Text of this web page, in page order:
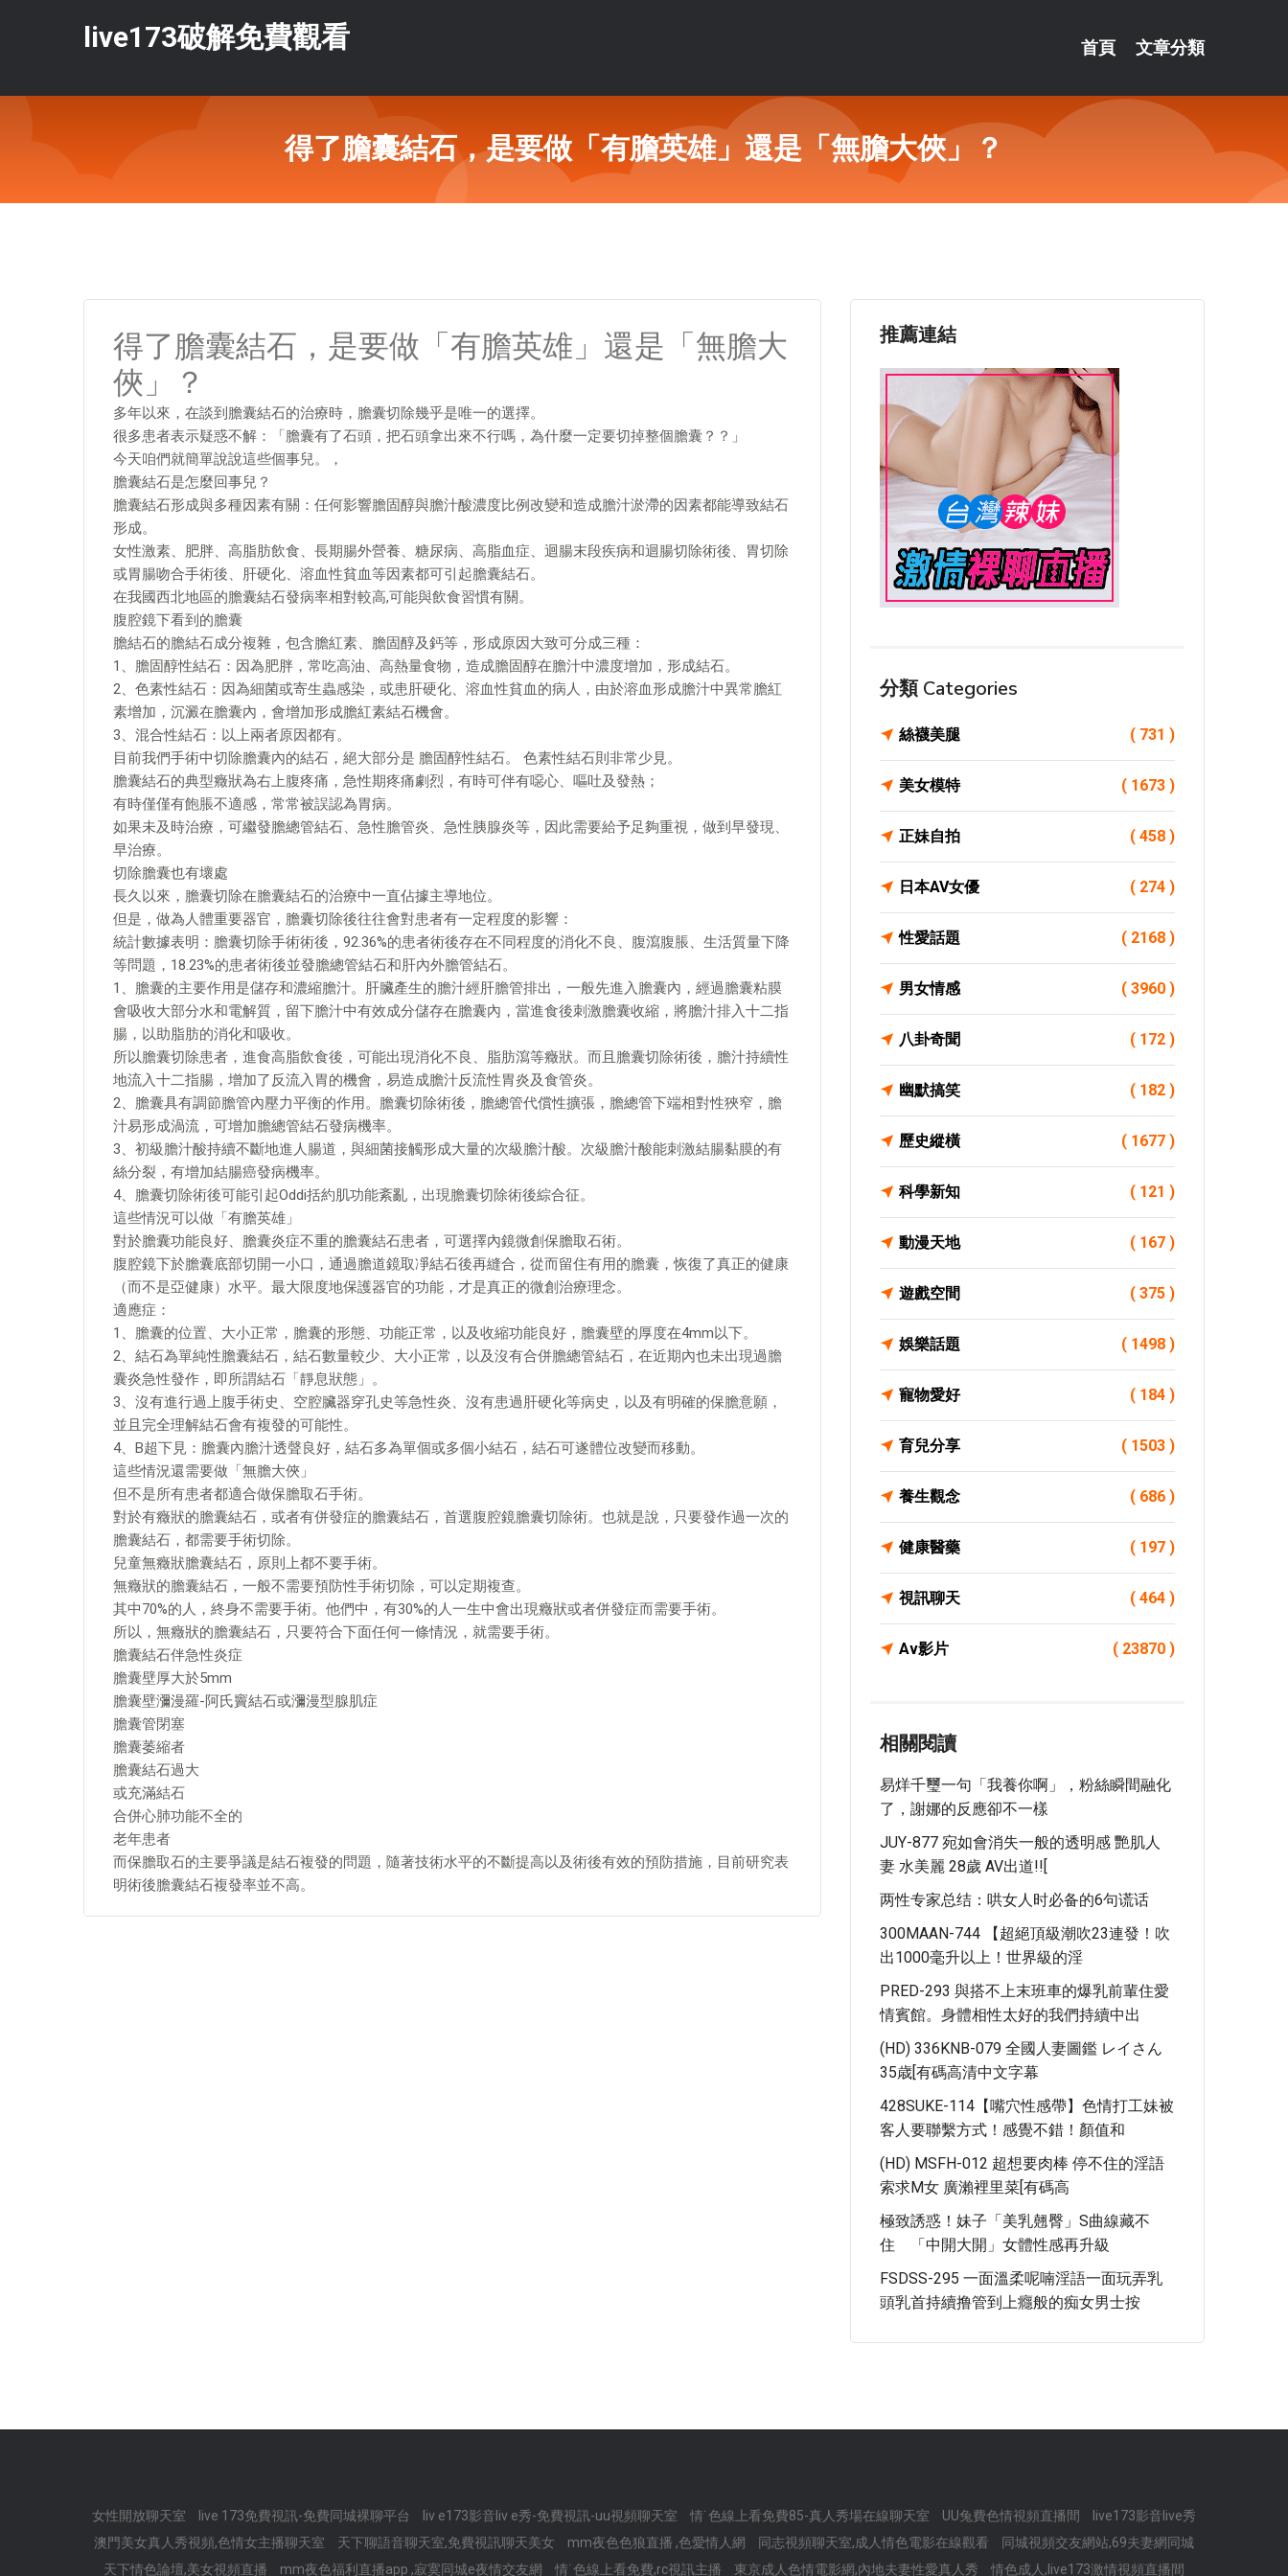
live173破解免費觀看 首頁 文章分類
得了膽囊結石，是要做「有膽英雄」還是「無膽大俠」？
得了膽囊結石，是要做「有膽英雄」還是「無膽大
俠」？
多年以來，在談到膽囊結石的治療時，膽囊切除幾乎是唯一的選擇。
很多患者表示疑惑不解：「膽囊有了石頭，把石頭拿出來不行嗎，為什麼一定要切掉整個膽囊？？」
今天咱們就簡單說說這些個事兒。，
膽囊結石是怎麼回事兒？
膽囊結石形成與多種因素有關：任何影響膽固醇與膽汁酸濃度比例改變和造成膽汁淤滯的因素都能導致結石
形成。
女性激素、肥胖、高脂肪飲食、長期腸外營養、糖尿病、高脂血症、迴腸末段疾病和迴腸切除術後、胃切除
或胃腸吻合手術後、肝硬化、溶血性貧血等因素都可引起膽囊結石。
在我國西北地區的膽囊結石發病率相對較高,可能與飲食習慣有關。
腹腔鏡下看到的膽囊
膽結石的膽結石成分複雜，包含膽紅素、膽固醇及鈣等，形成原因大致可分成三種：
1、膽固醇性結石：因為肥胖，常吃高油、高熱量食物，造成膽固醇在膽汁中濃度增加，形成結石。
2、色素性結石：因為細菌或寄生蟲感染，或患肝硬化、溶血性貧血的病人，由於溶血形成膽汁中異常膽紅
素增加，沉澱在膽囊內，會增加形成膽紅素結石機會。
3、混合性結石：以上兩者原因都有。
目前我們手術中切除膽囊內的結石，絕大部分是 膽固醇性結石。 色素性結石則非常少見。
膽囊結石的典型癥狀為右上腹疼痛，急性期疼痛劇烈，有時可伴有噁心、嘔吐及發熱；
有時僅僅有飽脹不適感，常常被誤認為胃病。
如果未及時治療，可繼發膽總管結石、急性膽管炎、急性胰腺炎等，因此需要給予足夠重視，做到早發現、
早治療。
切除膽囊也有壞處
長久以來，膽囊切除在膽囊結石的治療中一直佔據主導地位。
但是，做為人體重要器官，膽囊切除後往往會對患者有一定程度的影響：
統計數據表明：膽囊切除手術術後，92.36%的患者術後存在不同程度的消化不良、腹瀉腹脹、生活質量下降
等問題，18.23%的患者術後並發膽總管結石和肝內外膽管結石。
1、膽囊的主要作用是儲存和濃縮膽汁。肝臟產生的膽汁經肝膽管排出，一般先進入膽囊內，經過膽囊粘膜
會吸收大部分水和電解質，留下膽汁中有效成分儲存在膽囊內，當進食後刺激膽囊收縮，將膽汁排入十二指
腸，以助脂肪的消化和吸收。
所以膽囊切除患者，進食高脂飲食後，可能出現消化不良、脂肪瀉等癥狀。而且膽囊切除術後，膽汁持續性
地流入十二指腸，增加了反流入胃的機會，易造成膽汁反流性胃炎及食管炎。
2、膽囊具有調節膽管內壓力平衡的作用。膽囊切除術後，膽總管代償性擴張，膽總管下端相對性狹窄，膽
汁易形成渦流，可增加膽總管結石發病機率。
3、初級膽汁酸持續不斷地進人腸道，與細菌接觸形成大量的次級膽汁酸。次級膽汁酸能刺激結腸黏膜的有
絲分裂，有增加結腸癌發病機率。
4、膽囊切除術後可能引起Oddi括約肌功能紊亂，出現膽囊切除術後綜合征。
這些情況可以做「有膽英雄」
對於膽囊功能良好、膽囊炎症不重的膽囊結石患者，可選擇內鏡微創保膽取石術。
腹腔鏡下於膽囊底部切開一小口，通過膽道鏡取凈結石後再縫合，從而留住有用的膽囊，恢復了真正的健康
（而不是亞健康）水平。最大限度地保護器官的功能，才是真正的微創治療理念。
適應症：
1、膽囊的位置、大小正常，膽囊的形態、功能正常，以及收縮功能良好，膽囊壁的厚度在4mm以下。
2、結石為單純性膽囊結石，結石數量較少、大小正常，以及沒有合併膽總管結石，在近期內也未出現過膽
囊炎急性發作，即所謂結石「靜息狀態」。
3、沒有進行過上腹手術史、空腔臟器穿孔史等急性炎、沒有患過肝硬化等病史，以及有明確的保膽意願，
並且完全理解結石會有複發的可能性。
4、B超下見：膽囊內膽汁透聲良好，結石多為單個或多個小結石，結石可遂體位改變而移動。
這些情況還需要做「無膽大俠」
但不是所有患者都適合做保膽取石手術。
對於有癥狀的膽囊結石，或者有併發症的膽囊結石，首選腹腔鏡膽囊切除術。也就是說，只要發作過一次的
膽囊結石，都需要手術切除。
兒童無癥狀膽囊結石，原則上都不要手術。
無癥狀的膽囊結石，一般不需要預防性手術切除，可以定期複查。
其中70%的人，終身不需要手術。他們中，有30%的人一生中會出現癥狀或者併發症而需要手術。
所以，無癥狀的膽囊結石，只要符合下面任何一條情況，就需要手術。
膽囊結石伴急性炎症
膽囊壁厚大於5mm
膽囊壁瀰漫羅-阿氏竇結石或瀰漫型腺肌症
膽囊管閉塞
膽囊萎縮者
膽囊結石過大
或充滿結石
合併心肺功能不全的
老年患者
而保膽取石的主要爭議是結石複發的問題，隨著技術水平的不斷提高以及術後有效的預防措施，目前研究表
明術後膽囊結石複發率並不高。
推薦連結
分類 Categories
絲襪美腿 ( 731 )
美女模特 ( 1673 )
正妹自拍 ( 458 )
日本AV女優 ( 274 )
性愛話題 ( 2168 )
男女情感 ( 3960 )
八卦奇聞 ( 172 )
幽默搞笑 ( 182 )
歷史縱橫 ( 1677 )
科學新知 ( 121 )
動漫天地 ( 167 )
遊戲空間 ( 375 )
娛樂話題 ( 1498 )
寵物愛好 ( 184 )
育兒分享 ( 1503 )
養生觀念 ( 686 )
健康醫藥 ( 197 )
視訊聊天 ( 464 )
Av影片 ( 23870 )
相關閱讀
易烊千璽一句「我養你啊」，粉絲瞬間融化
了，謝娜的反應卻不一樣
JUY-877 宛如會消失一般的透明感 艷肌人
妻 水美麗 28歲 AV出道!![
两性专家总结：哄女人时必备的6句谎话
300MAAN-744 【超絕頂級潮吹23連發！吹
出1000毫升以上！世界級的淫
PRED-293 與搭不上末班車的爆乳前輩住愛
情賓館。身體相性太好的我們持續中出
(HD) 336KNB-079 全國人妻圖鑑 レイさん
35歳[有碼高清中文字幕
428SUKE-114【嘴穴性感帶】色情打工妹被
客人要聯繫方式！感覺不錯！顏值和
(HD) MSFH-012 超想要肉棒 停不住的淫語
索求M女 廣瀨裡里菜[有碼高
極致誘惑！妹子「美乳翹臀」S曲線藏不
住 「中開大開」女體性感再升級
FSDSS-295 一面溫柔呢喃淫語一面玩弄乳
頭乳首持續撸管到上癮般的痴女男士按
女性開放聊天室 live 173免費視訊-免費同城裸聊平台 liv e173影音liv e秀-免費視訊-uu視頻聊天室 情˙色線上看免費85-真人秀場在線聊天室 UU兔費色情視頻直播間
live173影音live秀
澳門美女真人秀視頻,色情女主播聊天室
天下聊語音聊天室,免費視訊聊天美女 mm夜色色狼直播 ,色愛情人網 同志視頻聊天室,成人情色電影在線觀看
同城視頻交友網站,69夫妻網同城
天下情色論壇,美女視頻直播
mm夜色福利直播app ,寂寞同城e夜情交友網 情˙色線上看免費,rc視訊主播 東京成人色情電影網,內地夫妻性愛真人秀 情色成人,live173激情視頻直播間